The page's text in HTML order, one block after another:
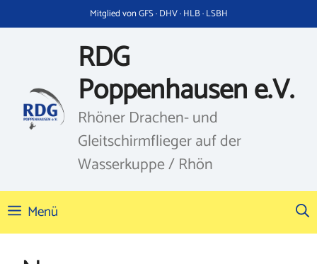
Inhalt
Mitglied von GFS · DHV · HLB · LSBH
RDG
Poppenhausen e.V.
Rhöner Drachen- und
Gleitschirmflieger auf der
Wasserkuppe / Rhön
Menü